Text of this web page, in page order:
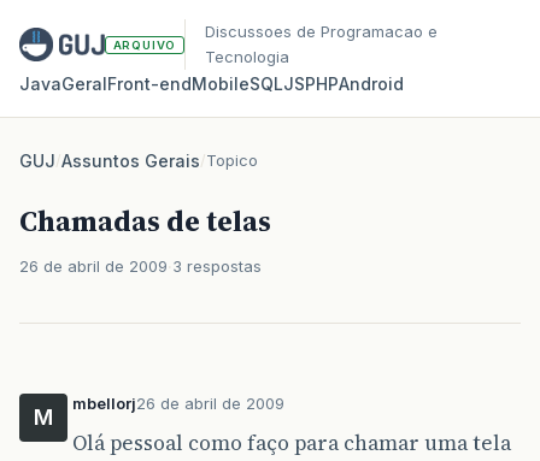
ARQUIVO
Discussoes de Programacao e
Tecnologia
JavaGeralFront‑endMobileSQLJSPHPAndroid
GUJ/Assuntos Gerais/Topico
Chamadas de telas
26 de abril de 2009 3 respostas
M
mbellorj26 de abril de 2009
Olá pessoal como faço para chamar uma tela